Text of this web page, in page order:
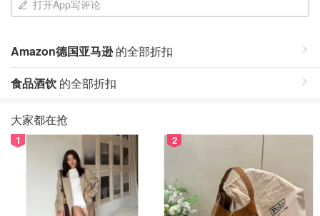
打开App写评论
Amazon德国亚马逊的全部折扣
食品酒饮 的全部折扣
大家都在抢
1 2